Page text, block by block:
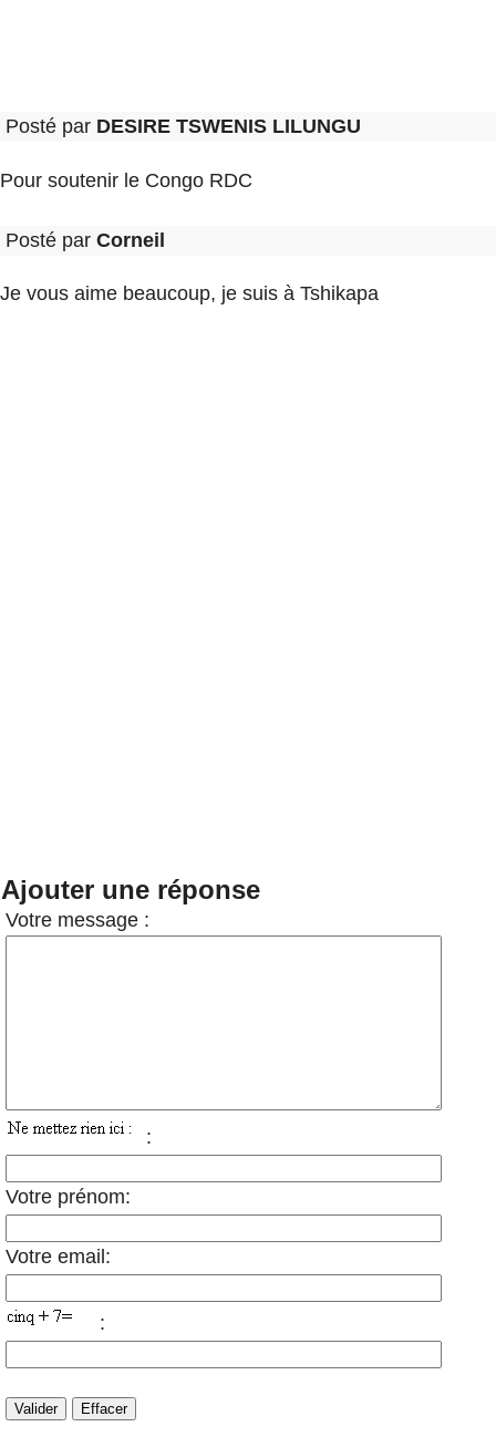
Posté par DESIRE TSWENIS LILUNGU
Pour soutenir le Congo RDC
Posté par Corneil
Je vous aime beaucoup, je suis à Tshikapa
Ajouter une réponse
Votre message :
:
Votre prénom:
Votre email:
: